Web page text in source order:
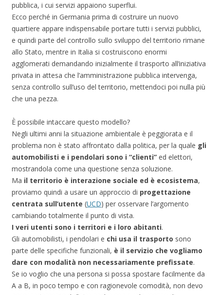
pubblica, i cui servizi appaiono superflui.
Ecco perché in Germania prima di costruire un nuovo
quartiere appare indispensabile portare tutti i servizi pubblici,
e quindi parte del controllo sullo sviluppo del territorio rimane
allo Stato, mentre in Italia si costruiscono enormi
agglomerati demandando inizialmente il trasporto all’iniziativa
privata in attesa che l’amministrazione pubblica intervenga,
senza controllo sull’uso del territorio, mettendoci poi nulla più
che una pezza.
È possibile intaccare questo modello?
Negli ultimi anni la situazione ambientale è peggiorata e il
problema non è stato affrontato dalla politica, per la quale gli
automobilisti e i pendolari sono i “clienti” ed elettori,
mostrandola come una questione senza soluzione.
Ma il territorio è interazione sociale ed è ecosistema,
proviamo quindi a usare un approccio di progettazione
centrata sull’utente (UCD) per osservare l’argomento
cambiando totalmente il punto di vista.
I veri utenti sono i territori e i loro abitanti.
Gli automobilisti, i pendolari e chi usa il trasporto sono
parte delle specifiche funzionali, è il servizio che vogliamo
dare con modalità non necessariamente prefissate.
Se io voglio che una persona si possa spostare facilmente da
A a B, in poco tempo e con ragionevole comodità, non devo